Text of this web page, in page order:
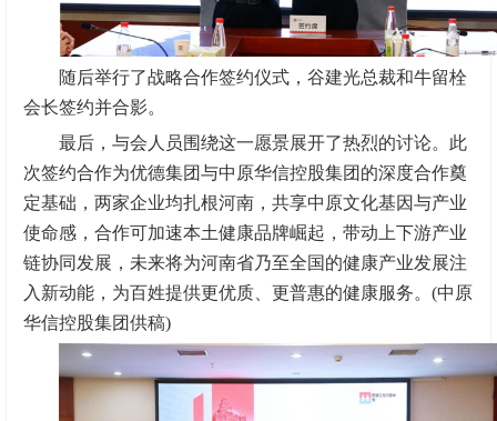
随后举行了战略合作签约仪式，谷建光总裁和牛留栓
会长签约并合影。
最后，与会人员围绕这一愿景展开了热烈的讨论。此
次签约合作为优德集团与中原华信控股集团的深度合作奠
定基础，两家企业均扎根河南，共享中原文化基因与产业
使命感，合作可加速本土健康品牌崛起，带动上下游产业
链协同发展，未来将为河南省乃至全国的健康产业发展注
入新动能，为百姓提供更优质、更普惠的健康服务。(中原
华信控股集团供稿)